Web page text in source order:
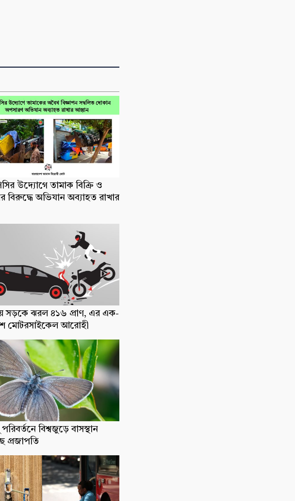
উদ্যোগে তামাক বিক্রি ও
বিরুদ্ধে অভিযান অব্যাহত রাখার
সড়কে ঝরল ৪১৬ প্রাণ, এর এক-
মোটরসাইকেল আরোহী
বিশ্বজুড়ে বাসস্থান
প্রজাপতি